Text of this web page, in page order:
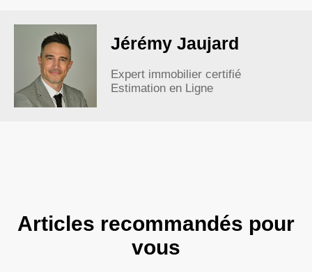
Jérémy Jaujard
Expert immobilier certifié
Estimation en Ligne
Articles recommandés pour
vous